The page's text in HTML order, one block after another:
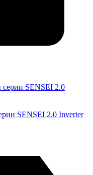
SENSEI 2.0 Inverter